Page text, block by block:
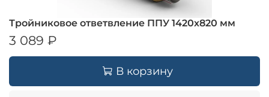
Тройниковое ответвление ППУ 1420х820 мм
3 089 ₽
В корзину